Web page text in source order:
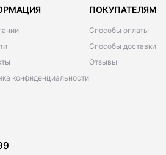
конфиденциальности
ПОКУПАТЕЛЯМ
Способы оплаты
Способы доставки
Отзывы